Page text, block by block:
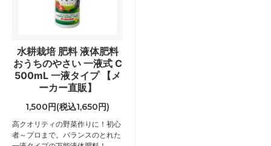
水耕栽培 肥料 液体肥料
おうちのやさい 一液式 C
500mL 一液タイプ 【メ
ーカー直販】
1,500円(税込1,650円)
高クオリティの野菜作りに！初心
者～プロまで。バランスのとれた